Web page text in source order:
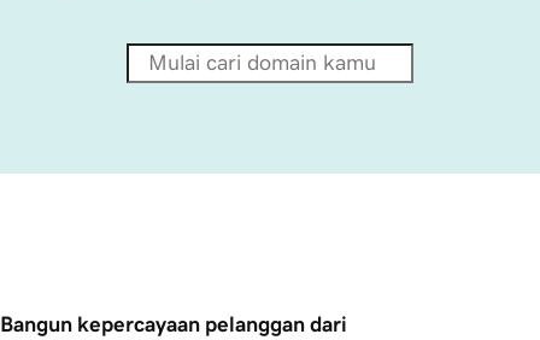
Bangun kepercayaan pelanggan dari